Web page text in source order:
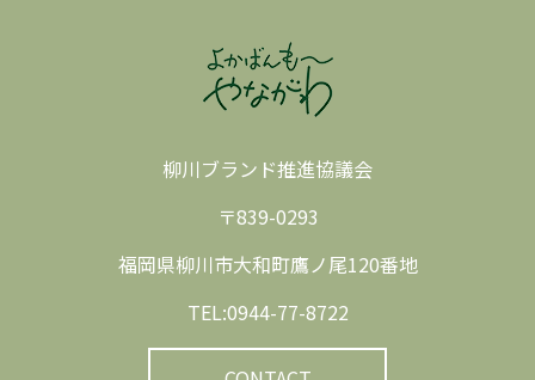
柳川ブランド推進協議会
〒839-0293
福岡県柳川市大和町鷹ノ尾120番地
TEL:0944-77-8722